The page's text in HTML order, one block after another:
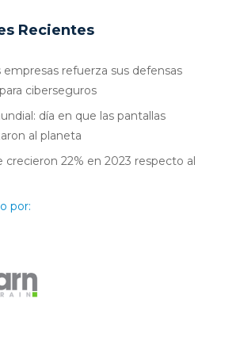
Recientes
empresas refuerza sus defensas
ciberseguros
día en que las pantallas
al planeta
crecieron 22% en 2023 respecto al
por: